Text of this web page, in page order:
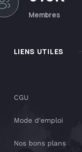
Membres
LIENS UTILES
CGU
Mode d'emploi
Nos bons plans